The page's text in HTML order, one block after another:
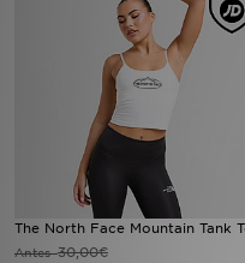
The North Face Mountain Tank
Antes30,00€